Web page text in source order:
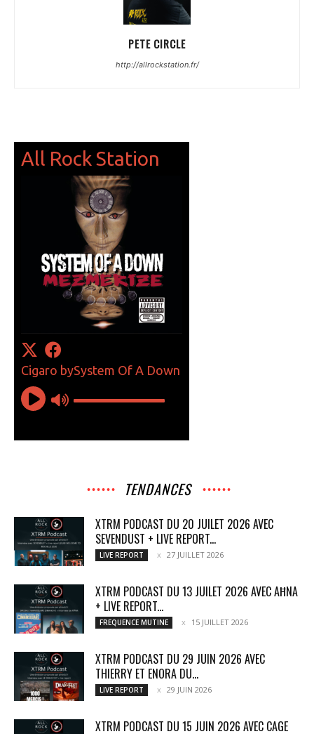
PETE CIRCLE
http://allrockstation.fr/
TENDANCES
XTRM PODCAST DU 20 JUILET 2026 AVEC
SEVENDUST + LIVE REPORT...
LIVE REPORT 27 JUILLET 2026
XTRM PODCAST DU 13 JUILET 2026 AVEC AĦNA
+ LIVE REPORT...
FREQUENCE MUTINE 15 JUILLET 2026
XTRM PODCAST DU 29 JUIN 2026 AVEC
THIERRY ET ENORA DU...
LIVE REPORT 29 JUIN 2026
XTRM PODCAST DU 15 JUIN 2026 AVEC CAGE